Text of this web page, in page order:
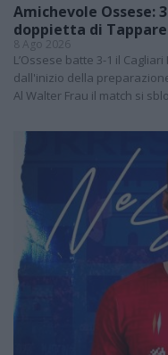
Amichevole Ossese:
doppietta di
8 Ago 2026
L’Ossese batte 3-1 il
dall'inizio della
Al Walter Frau il match si